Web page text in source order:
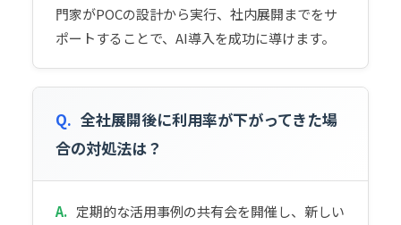
門家がPOCの設計から実行、社内展開までをサ
ポートすることで、AI導入を成功に導けます。
Q. 全社展開後に利用率が下がってきた場
合の対処法は？
A. 定期的な活用事例の共有会を開催し、新しい